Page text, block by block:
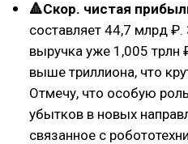
🔺Скор. чистая
составляет 44,7 млрд
выручка уже 1,005
выше триллиона, что
Отмечу, что особую
убытков в новых
связанное с